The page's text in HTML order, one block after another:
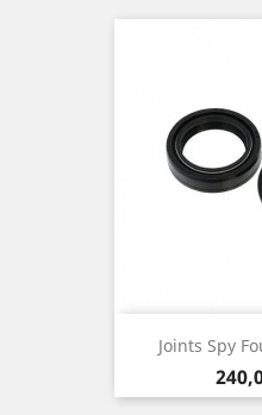
Joints Spy
Prix